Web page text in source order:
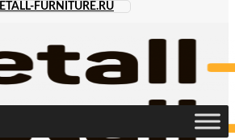
FURNITURE.RU